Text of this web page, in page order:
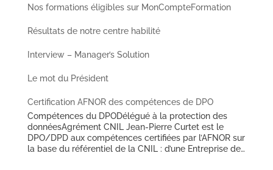
Nos formations éligibles sur MonCompteFormation
Résultats de notre centre habilité
Interview – Manager’s Solution
Le mot du Président
Certification AFNOR des compétences de DPO
Compétences du DPODélégué à la protection des
donnéesAgrément CNIL Jean-Pierre Curtet est le
DPO/DPD aux compétences certifiées par l’AFNOR sur
la base du référentiel de la CNIL : d’une Entreprise de